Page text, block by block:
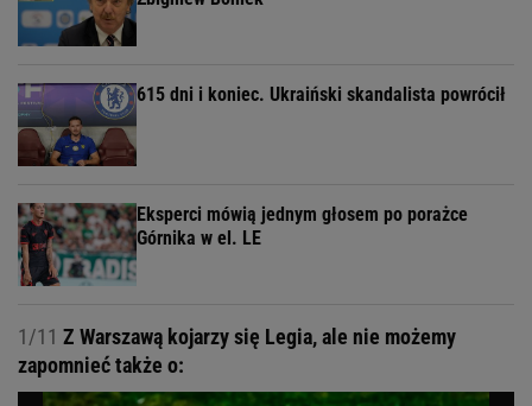
615 dni i koniec. Ukraiński skandalista powrócił
Eksperci mówią jednym głosem po porażce
Górnika w el. LE
1/11 Z Warszawą kojarzy się Legia, ale nie możemy
zapomnieć także o: